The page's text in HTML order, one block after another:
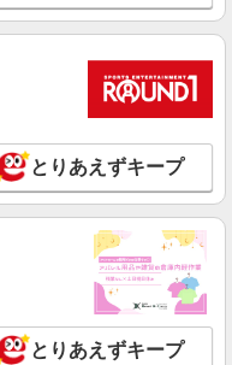
とりあえずキープ
とりあえずキープ